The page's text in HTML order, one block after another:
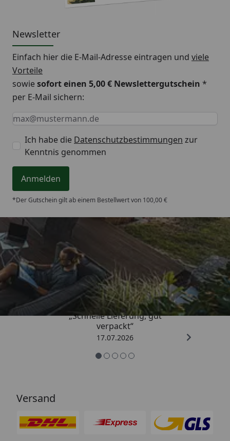
Newsletter
Einfach hier die E-Mail-Adresse eintragen und viele
Vorteile
sowiesofort einen 5,00 € Newslettergutschein *
per E-Mail sichern:
Keine Eingabe erforderlich
Eingabe erforderlich
E-Mail *
Ich habe die Datenschutzbestimmungen zur
Kenntnis genommen
Anmelden
*Der Gutschein gilt ab einem Bestellwert von 100,00 €
Trusted Shops
4,64/ 5
„Schnelle Lieferung, gut
verpackt“
17.07.2026
Versand